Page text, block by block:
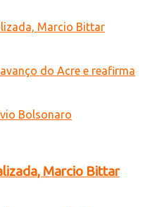
Marcio Bittar